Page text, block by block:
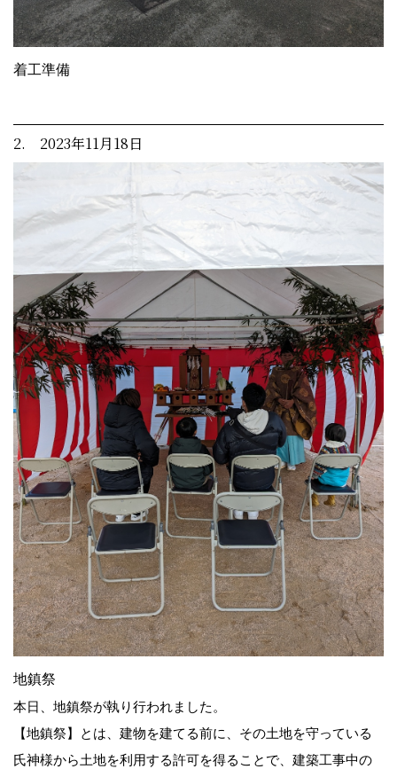
着工準備
2. 2023年11月18日
地鎮祭
本日、地鎮祭が執り行われました。
【地鎮祭】とは、建物を建てる前に、その土地を守っている
氏神様から土地を利用する許可を得ることで、建築工事中の